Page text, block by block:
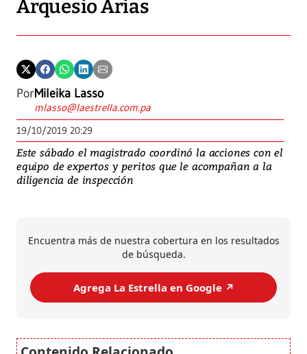
Arquesio Arias
PorMileika Lasso
mlasso@laestrella.com.pa
19/10/2019 20:29
Este sábado el magistrado coordinó la acciones con el
equipo de expertos y peritos que le acompañan a la
diligencia de inspección
Encuentra más de nuestra cobertura en los resultados
de búsqueda.
Agrega La Estrella en Google ↗️